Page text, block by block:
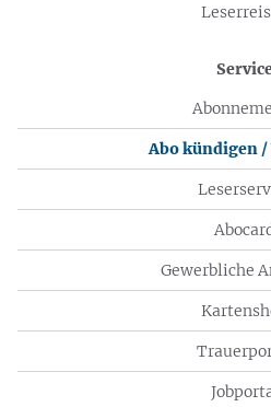
Abo kündigen
Gewerbliche